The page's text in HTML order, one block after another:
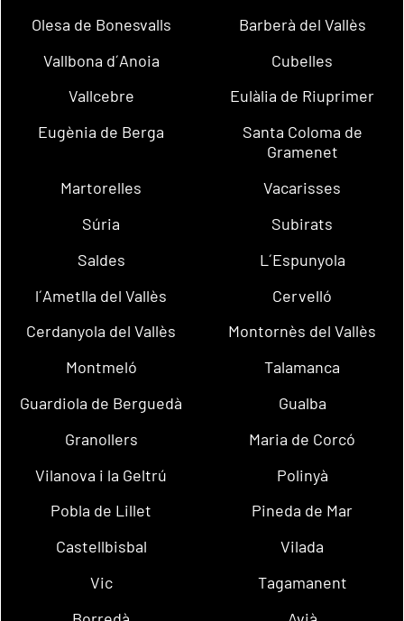
Olesa de Bonesvalls
Barberà del Vallès
Vallbona d´Anoia
Cubelles
Vallcebre
Eulàlia de Riuprimer
Eugènia de Berga
Santa Coloma de
Gramenet
Martorelles
Vacarisses
Súria
Subirats
Saldes
L´Espunyola
l´Ametlla del Vallès
Cervelló
Cerdanyola del Vallès
Montornès del Vallès
Montmeló
Talamanca
Guardiola de Berguedà
Gualba
Granollers
Maria de Corcó
Vilanova i la Geltrú
Polinyà
Pobla de Lillet
Pineda de Mar
Castellbisbal
Vilada
Vic
Tagamanent